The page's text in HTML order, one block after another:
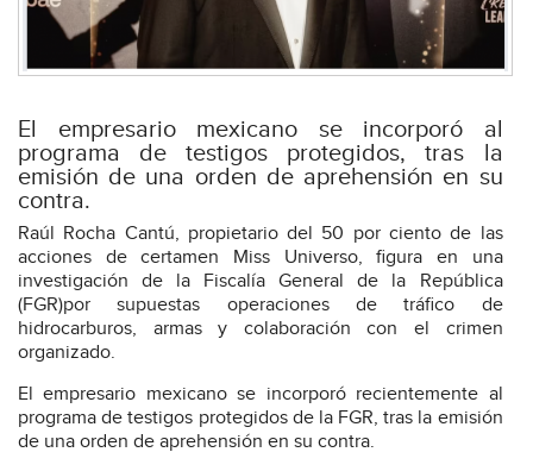
El empresario mexicano se incorporó al
programa de testigos protegidos, tras la
emisión de una orden de aprehensión en su
contra.
Raúl Rocha Cantú, propietario del 50 por ciento de las
acciones de certamen Miss Universo, figura en una
investigación de la Fiscalía General de la República
(FGR)por supuestas operaciones de tráfico de
hidrocarburos, armas y colaboración con el crimen
organizado.
El empresario mexicano se incorporó recientemente al
programa de testigos protegidos de la FGR, tras la emisión
de una orden de aprehensión en su contra.